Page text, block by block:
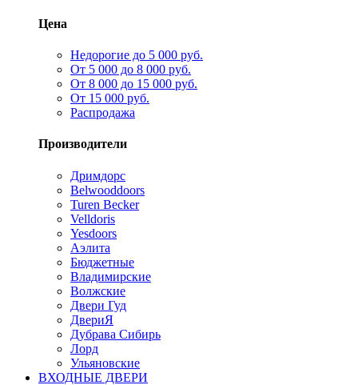
Цена
Недорогие до 5 000 руб.
От 5 000 до 8 000 руб.
От 8 000 до 15 000 руб.
От 15 000 руб.
Распродажа
Производители
Дримдорс
Belwooddoors
Turen Becker
Velldoris
Yesdoors
Аэлита
Бюджетные
Владимирские
Волжские
Двери Гуд
ДвериЯ
Дубрава Сибирь
Лорд
Ульяновские
ВХОДНЫЕ ДВЕРИ